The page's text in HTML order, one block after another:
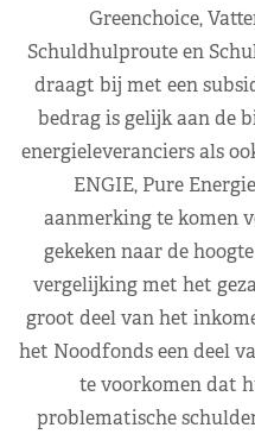
Greenchoice,
Schuldhulproute en
draagt bij met een
bedrag is gelijk aan de
energieleveranciers als
ENGIE, Pure
aanmerking te komen
gekeken naar de
vergelijking met het
groot deel van het
het Noodfonds een deel
te voorkomen dat
problematische